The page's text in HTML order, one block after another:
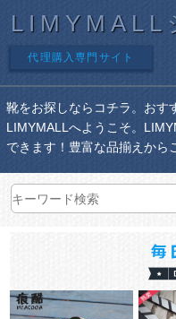
LIMYMALL
代理購入専門サイト
靴をお探しならコチラ。おす
LIMYMALLへようこそ。
できます！豊富な品揃えから